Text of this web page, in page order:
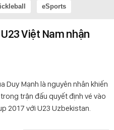
eSports
Việt Nam nhận
Mạnh là nguyên nhân khiến
trận đấu quyết định vé vào
2017 với U23 Uzbekistan.